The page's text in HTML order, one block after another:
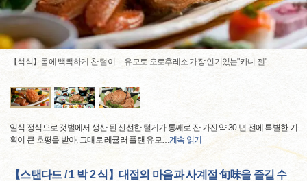
【석식】몸에 빽빽하게 찬 털이. 유모토 오로후레소 가장 인기있는"카니 젠"
일식 정식으로 갯벌에서 생산 된 신선한 털게가 통째로 잔 가진 약 30 년 전에 특별한 기
획이 큰 호평을 받아, 그대로 레귤러 플랜 유모…계속 읽기
【스탠다드 / 1 박 2 식】대접의 마음과 사계절 旬味을 즐길 수